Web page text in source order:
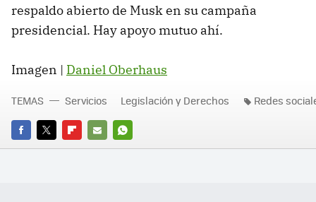
respaldo abierto de Musk en su campaña
presidencial. Hay apoyo mutuo ahí.
Imagen | Daniel Oberhaus
FACEBOOK
TWITTERFLIPBOARD
E-
WHATSAPP
TEMAS Servicios Legislación y Derechos Redes